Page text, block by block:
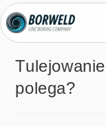
polega?